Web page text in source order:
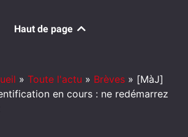
Haut de page
» Toute l'actu » Brèves » [MàJ]
en cours : ne redémarrez